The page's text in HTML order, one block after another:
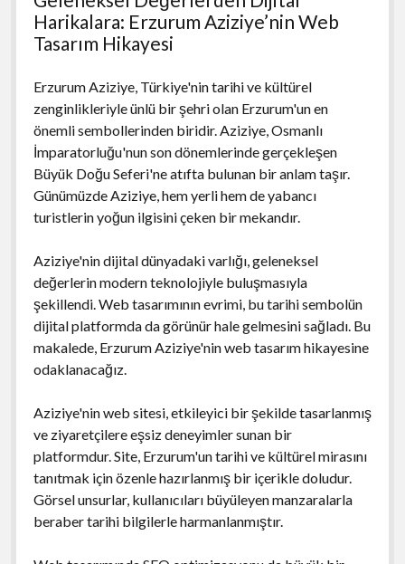
Harikalara: Erzurum Aziziye’nin Web
Tasarım Hikayesi
Erzurum Aziziye, Türkiye'nin tarihi ve kültürel
zenginlikleriyle ünlü bir şehri olan Erzurum'un en
önemli sembollerinden biridir. Aziziye, Osmanlı
İmparatorluğu'nun son dönemlerinde gerçekleşen
Büyük Doğu Seferi'ne atıfta bulunan bir anlam taşır.
Günümüzde Aziziye, hem yerli hem de yabancı
turistlerin yoğun ilgisini çeken bir mekandır.
Aziziye'nin dijital dünyadaki varlığı, geleneksel
değerlerin modern teknolojiyle buluşmasıyla
şekillendi. Web tasarımının evrimi, bu tarihi sembolün
dijital platformda da görünür hale gelmesini sağladı. Bu
makalede, Erzurum Aziziye'nin web tasarım hikayesine
odaklanacağız.
Aziziye'nin web sitesi, etkileyici bir şekilde tasarlanmış
ve ziyaretçilere eşsiz deneyimler sunan bir
platformdur. Site, Erzurum'un tarihi ve kültürel mirasını
tanıtmak için özenle hazırlanmış bir içerikle doludur.
Görsel unsurlar, kullanıcıları büyüleyen manzaralarla
beraber tarihi bilgilerle harmanlanmıştır.